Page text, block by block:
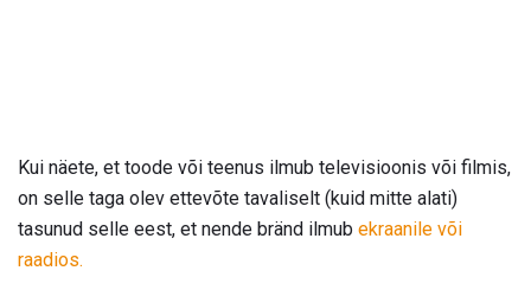
Kui näete, et toode või teenus ilmub televisioonis või filmis,
on selle taga olev ettevõte tavaliselt (kuid mitte alati)
tasunud selle eest, et nende bränd ilmub ekraanile või
raadios.